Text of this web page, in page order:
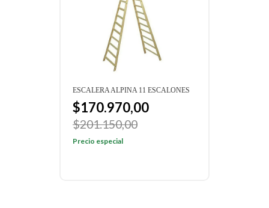
ESCALERA ALPINA 11 ESCALONES
$170.970,00
$201.150,00
Precio especial